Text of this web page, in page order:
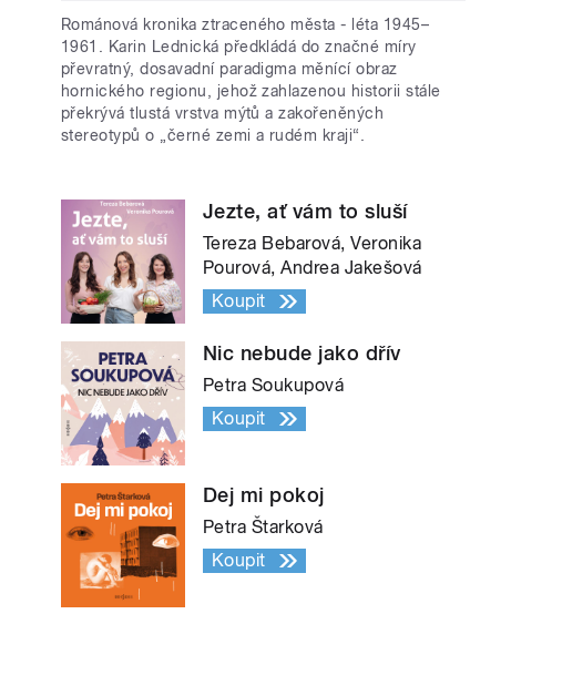
Románová kronika ztraceného města - léta 1945–
1961. Karin Lednická předkládá do značné míry
převratný, dosavadní paradigma měnící obraz
hornického regionu, jehož zahlazenou historii stále
překrývá tlustá vrstva mýtů a zakořeněných
stereotypů o „černé zemi a rudém kraji“.
Jezte, ať vám to sluší
Tereza Bebarová, Veronika
Pourová, Andrea Jakešová
Koupit
Nic nebude jako dřív
Petra Soukupová
Koupit
Dej mi pokoj
Petra Štarková
Koupit